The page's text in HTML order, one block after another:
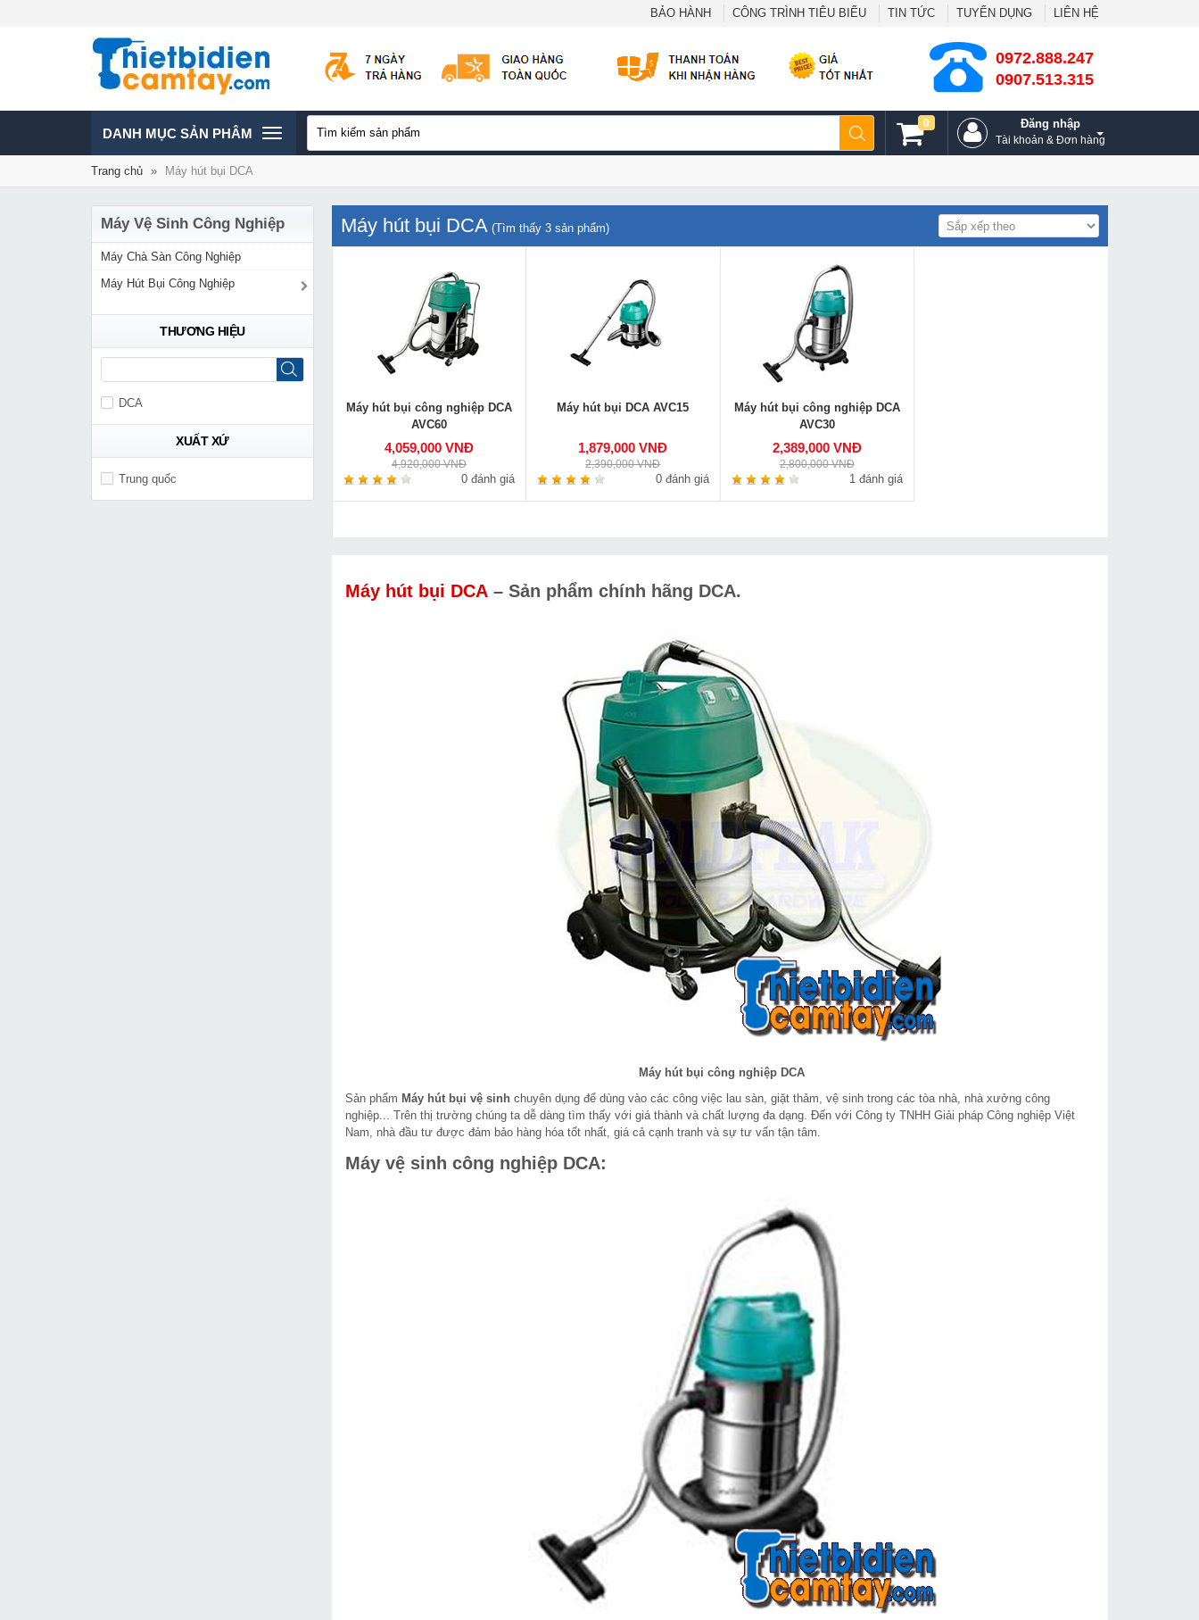
BẢO HÀNH CÔNG TRÌNH TIÊU BIỂU TIN TỨC TUYỂN DỤNG LIÊN HỆ
0972.888.247
0907.513.315
Đăng nhập
Tài khoản & Đơn hàng
0
TOGGLE
NAVIGATION
DANH MỤC SẢN PHÂM
Trang chủ » Máy hút bụi DCA
Máy hút bụi DCA (Tìm thấy 3 sản phẩm)
Máy hút bụi công nghiệp DCA
AVC60
4,059,000 VNĐ
4,920,000 VNĐ
0 đánh giá
Máy hút bụi DCA AVC15
1,879,000 VNĐ
2,390,000 VNĐ
0 đánh giá
Máy hút bụi công nghiệp DCA
AVC30
2,389,000 VNĐ
2,800,000 VNĐ
1 đánh giá
Máy hút bụi DCA – Sản phẩm chính hãng DCA.
Máy hút bụi công nghiệp DCA
Sản phẩm Máy hút bụi vệ sinh chuyên dụng để dùng vào các công việc lau sàn, giặt thảm, vệ sinh trong các tòa nhà, nhà xưởng công
nghiệp... Trên thị trường chúng ta dễ dàng tìm thấy với giá thành và chất lượng đa dạng. Đến với Công ty TNHH Giải pháp Công nghiệp Việt
Nam, nhà đầu tư được đảm bảo hàng hóa tốt nhất, giá cả cạnh tranh và sự tư vấn tận tâm.
Máy vệ sinh công nghiệp DCA:
Máy Vệ Sinh Công Nghiệp
Máy Chà Sàn Công Nghiệp
Máy Hút Bụi Công Nghiệp
THƯƠNG HIỆU
DCA
XUẤT XỨ
Trung quốc